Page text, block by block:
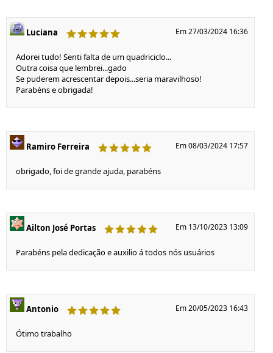
Luciana Em 27/03/2024 16:36
Adorei tudo! Senti falta de um quadriciclo...
Outra coisa que lembrei...gado
Se puderem acrescentar depois...seria maravilhoso!
Parabéns e obrigada!
Ramiro Ferreira Em 08/03/2024 17:57
obrigado, foi de grande ajuda, parabéns
Ailton José Portas Em 13/10/2023 13:09
Parabéns pela dedicação e auxilio á todos nós usuários
Antonio Em 20/05/2023 16:43
Ótimo trabalho